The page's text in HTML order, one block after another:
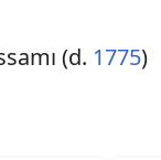
(d. 1775)